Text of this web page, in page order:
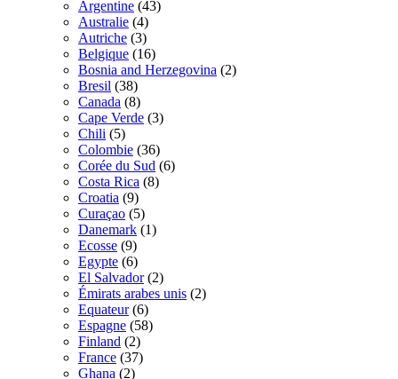
Argentine (43)
Australie (4)
Autriche (3)
Belgique (16)
Bosnia and Herzegovina (2)
Bresil (38)
Canada (8)
Cape Verde (3)
Chili (5)
Colombie (36)
Corée du Sud (6)
Costa Rica (8)
Croatia (9)
Curaçao (5)
Danemark (1)
Ecosse (9)
Egypte (6)
El Salvador (2)
Émirats arabes unis (2)
Equateur (6)
Espagne (58)
Finland (2)
France (37)
Ghana (2)